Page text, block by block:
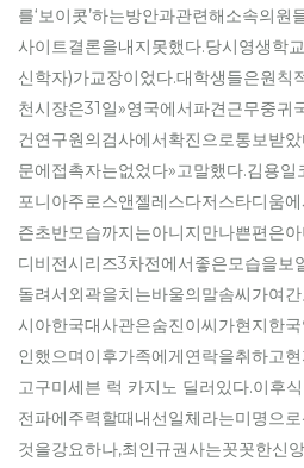
를‘보이콧’하는방안과관련해소속의
사이트결론을내지못했다.당시영생학
신학자)가교장이었다.대학생들은원칙
천시장은31일»영국에서파견근무중귀
건연구원의검사에서확진으로통보받
문에접촉자는없었다»고말했다.김용
포니아주로스앤젤레스다저스타디움
즌초반모습까지는아니지만나쁜편은
디비전시리즈3차전에서좋은모습을보
돌려서외곽을치는바울의말솜씨가여
시아한국대사관은숨진이씨가현지한
인했으며이후가족에게연락을취하고
고구미세븐 럭 카지노 딜러있다.이후
전파에주력할때내선일체라는미명으
것을강요하나,최인규권사는꼿꼿한신